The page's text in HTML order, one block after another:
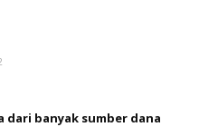
dari banyak sumber dana